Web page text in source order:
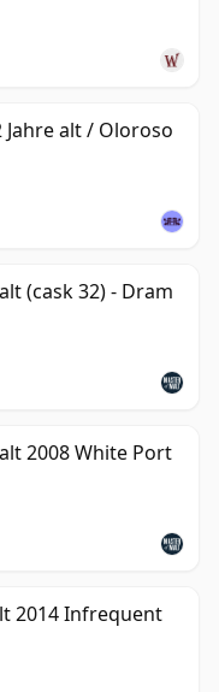
alt / Oloroso
(cask 32) - Dram
2008 White Port
2014 Infrequent